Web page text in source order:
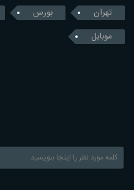
تهران بورس
موبایل